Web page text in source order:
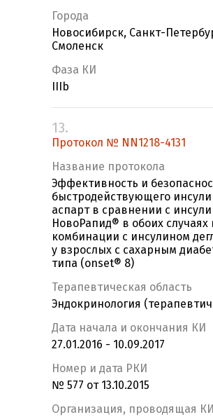
Города
Новосибирск, Санкт-
Смоленск
Фаза КИ
IIIb
13.
Протокол № NN1218-4131
Название протокола
Эффективность и
быстродействующего
аспарт в сравнении с
НовоРапид® в обоих случаях
комбинации с инсулином
у взрослых с сахарным
типа (onset® 8)
Терапевтическая область
Эндокринология
Дата начала и окончания КИ
27.01.2016 - 10.09.2017
Номер и дата РКИ
№ 577 от 13.10.2015
Организация, проводящая КИ